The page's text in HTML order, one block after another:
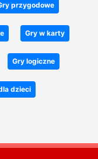
przygodowe
Gry w karty
Gry logiczne
dzieci